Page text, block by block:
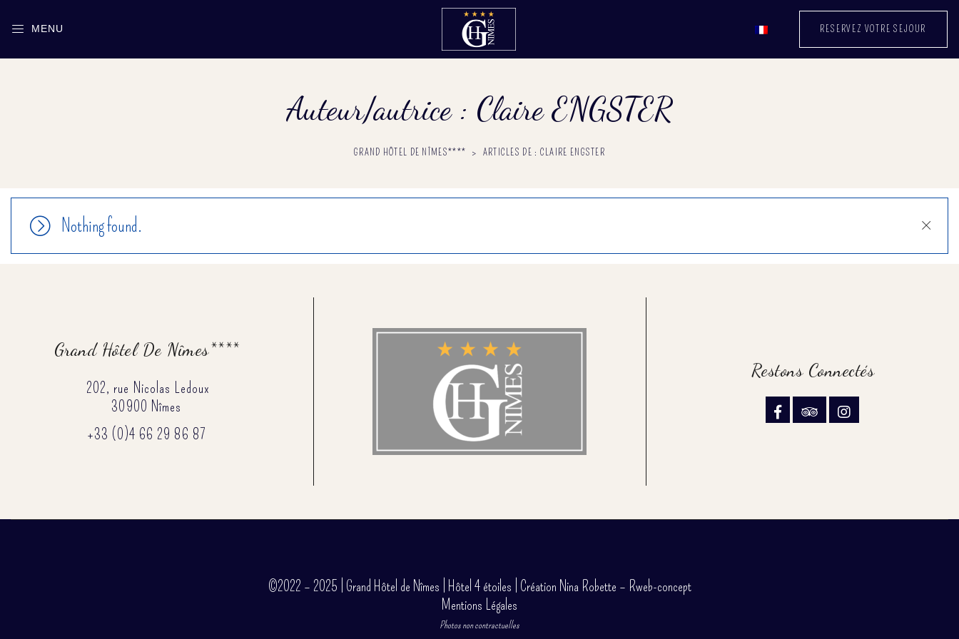
MENU RESERVEZ VOTRE SEJOUR
Auteur/autrice : Claire ENGSTER
GRAND HÔTEL DE NÎMES**** > ARTICLES DE : CLAIRE ENGSTER
Close
Nothing found.
Grand Hôtel De Nîmes****
202, rue Nicolas Ledoux
30900 Nîmes
+33 (0)4 66 29 86 87
Restons Connectés
©2022 – 2025 | Grand Hôtel de Nîmes | Hôtel 4 étoiles | Création Nina Robette – Rweb-concept
Mentions Légales
Photos non contractuelles